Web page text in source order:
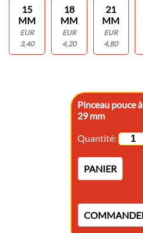
15
MM
EUR
3,40
18
MM
EUR
4,20
21
MM
EUR
4,80
Pinceau pouce
29 mm
Quantité:
PANIER